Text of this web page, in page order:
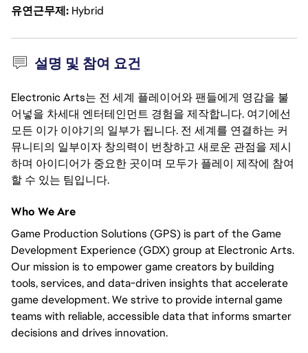
유연근무제 Hybrid
설명 및 참여 요건
Electronic Arts는 전 세계 플레이어와 팬들에게 영감을 불
어넣을 차세대 엔터테인먼트 경험을 제작합니다. 여기에선
모든 이가 이야기의 일부가 됩니다. 전 세계를 연결하는 커
뮤니티의 일부이자 창의력이 번창하고 새로운 관점을 제시
하며 아이디어가 중요한 곳이며 모두가 플레이 제작에 참여
할 수 있는 팀입니다.
Who We Are
Game Production Solutions (GPS) is part of the Game
Development Experience (GDX) group at Electronic Arts.
Our mission is to empower game creators by building
tools, services, and data-driven insights that accelerate
game development. We strive to provide internal game
teams with reliable, accessible data that informs smarter
decisions and drives innovation.